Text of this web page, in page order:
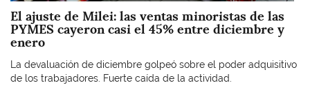
El ajuste de Milei: las ventas minoristas de las
PYMES cayeron casi el 45% entre diciembre y
enero
La devaluación de diciembre golpeó sobre el poder adquisitivo
de los trabajadores. Fuerte caída de la actividad.